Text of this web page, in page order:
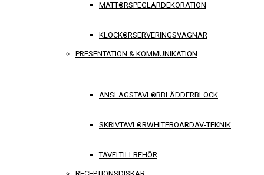
MATTORSPEGLARDEKORATION
KLOCKORSERVERINGSVAGNAR
PRESENTATION & KOMMUNIKATION
ANSLAGSTAVLORBLÄDDERBLOCK
SKRIVTAVLORWHITEBOARDAV-TEKNIK
TAVELTILLBEHÖR